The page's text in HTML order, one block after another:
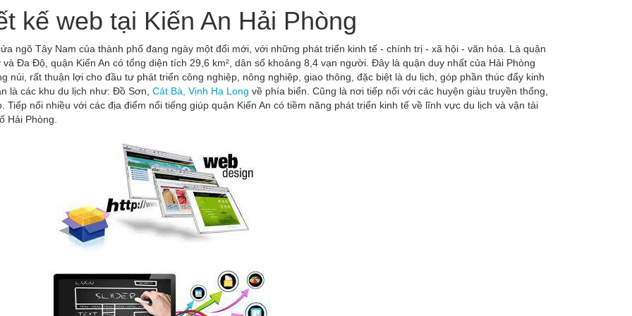
kế web tại Kiến An Hải Phòng
ngõ Tây Nam của thành phố đang ngày một đổi mới, với những phát triển kinh tế - chính trị - xã hội - văn hóa. Là quận
Đa Độ, quận Kiến An có tổng diện tích 29,6 km², dân số khoảng 8,4 vạn người. Đây là quận duy nhất của Hải Phòng
núi, rất thuận lợi cho đầu tư phát triển công nghiệp, nông nghiệp, giao thông, đặc biệt là du lịch, góp phần thúc đẩy kinh
là các khu du lịch như: Đồ Sơn, Cát Bà, Vịnh Hạ Long về phía biển. Cũng là nơi tiếp nối với các huyện giàu truyền thống,
Tiếp nối nhiều với các địa điểm nổi tiếng giúp quận Kiến An có tiềm năng phát triển kinh tế về lĩnh vực du lịch và vận tải
Hải Phòng.